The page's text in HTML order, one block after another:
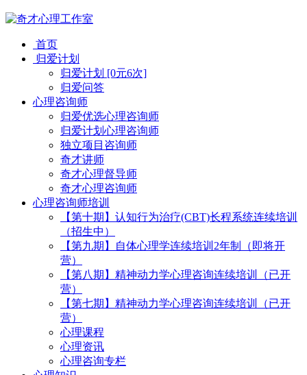
首页
归爱计划
归爱计划 [0元6次]
归爱问答
心理咨询师
归爱优选心理咨询师
归爱计划心理咨询师
独立项目咨询师
奇才讲师
奇才心理督导师
奇才心理咨询师
心理咨询师培训
【第十期】认知行为治疗(CBT)长程系统连续培训
（招生中）
【第九期】自体心理学连续培训2年制（即将开
营）
【第八期】精神动力学心理咨询连续培训（已开
营）
【第七期】精神动力学心理咨询连续培训（已开
营）
心理课程
心理资讯
心理咨询专栏